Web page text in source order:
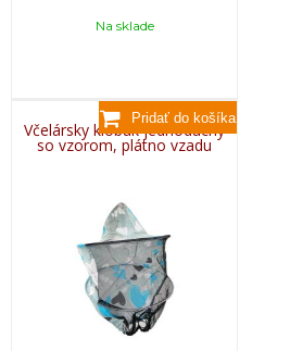
Na sklade
Včelársky klobúk jednoduchý
so vzorom, plátno vzadu